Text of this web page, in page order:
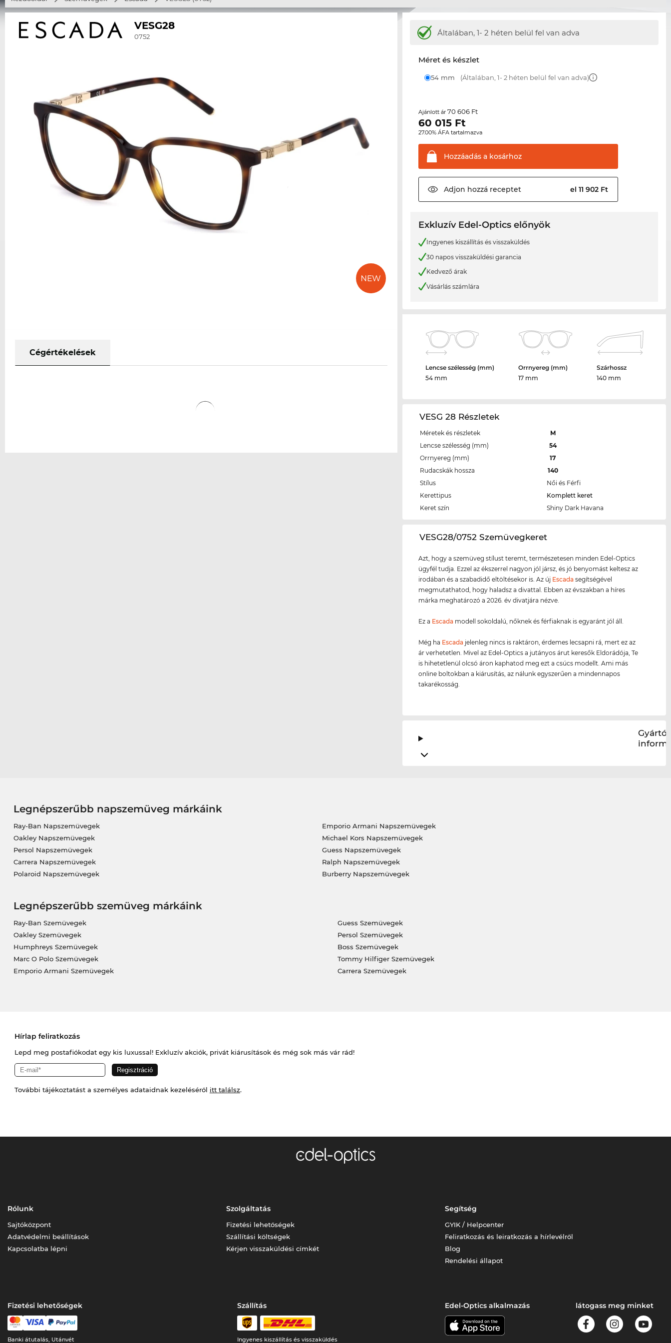
VESG28
0752
Cégértékelések
Általában, 1- 2 héten belül fel van adva
Méret és készlet
54 mm (Általában, 1- 2 héten belül fel van adva)
Ajánlott ár70 606 Ft
60 015 Ft
27.00% ÁFA tartalmazva
Hozzáadás a kosárhoz
Adjon hozzá receptet el 11 902 Ft
Exkluzív Edel-Optics előnyök
Ingyenes kiszállítás és visszaküldés
30 napos visszaküldési garancia
Kedvező árak
Vásárlás számlára
Lencse szélesség (mm)
54 mm
Orrnyereg (mm)
17 mm
Szárhossz
140 mm
VESG 28 Részletek
Méretek és részletek
M
Lencse szélesség (mm)
54
Orrnyereg (mm)
17
Rudacskák hossza
140
Stílus
Női és Férfi
Kerettipus
Komplett keret
Keret szín
Shiny Dark Havana
‌VESG28/0752 Szemüvegkeret
Azt, hogy a szemüveg stílust teremt, természetesen minden Edel-Optics
ügyfél tudja. Ezzel az ékszerrel nagyon jól jársz, és jó benyomást keltesz az
irodában és a szabadidő eltöltésekor is. Az új Escada segítségével
megmutathatod, hogy haladsz a divattal. Ebben az évszakban a híres
márka meghatározó a 2026. év divatjára nézve.
Ez a Escada modell sokoldalú, nőknek és férfiaknak is egyaránt jól áll.
Még ha Escada jelenleg nincs is raktáron, érdemes lecsapni rá, mert ez az
ár verhetetlen. Mivel az Edel-Optics a jutányos árut keresők Eldorádója, Te
is hihetetlenül olcsó áron kaphatod meg ezt a csúcs modellt. Ami más
online boltokban a kiárusítás, az nálunk egyszerűen a mindennapos
takarékosság.
Gyártói
Legnépszerűbb napszemüveg márkáink
Ray-Ban Napszemüvegek
Oakley Napszemüvegek
Persol Napszemüvegek
Carrera Napszemüvegek
Polaroid Napszemüvegek
Emporio Armani Napszemüvegek
Michael Kors Napszemüvegek
Guess Napszemüvegek
Ralph Napszemüvegek
Burberry Napszemüvegek
Legnépszerűbb szemüveg márkáink
Ray-Ban Szemüvegek
Oakley Szemüvegek
Humphreys Szemüvegek
Marc O Polo Szemüvegek
Emporio Armani Szemüvegek
Guess Szemüvegek
Persol Szemüvegek
Boss Szemüvegek
Tommy Hilfiger Szemüvegek
Carrera Szemüvegek
Hírlap feliratkozás
Lepd meg postafiókodat egy kis luxussal! Exkluzív akciók, privát kiárusítások és még sok más vár rád!
További tájékoztatást a személyes adataidnak kezeléséről itt találsz.
Rólunk
Sajtóközpont
Adatvédelmi beállítások
Kapcsolatba lépni
Szolgáltatás
Fizetési lehetőségek
Szállítási költségek
Kérjen visszaküldési címkét
Segítség
GYIK / Helpcenter
Feliratkozás és leiratkozás a hírlevélről
Blog
Rendelési állapot
Fizetési lehetőségek
Banki átutalás, Utánvét
Szállítás
Ingyenes kiszállítás és visszaküldés
Edel-Optics alkalmazás látogass meg minket